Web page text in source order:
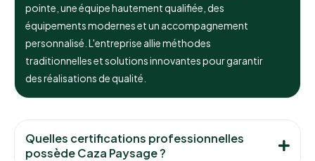
pointe, une équipe hautement qualifiée, des
équipements modernes et un accompagnement
personnalisé. L'entreprise allie méthodes
traditionnelles et solutions innovantes pour garantir
des réalisations de qualité.
Quelles certifications professionnelles
possède Caza Paysage ?